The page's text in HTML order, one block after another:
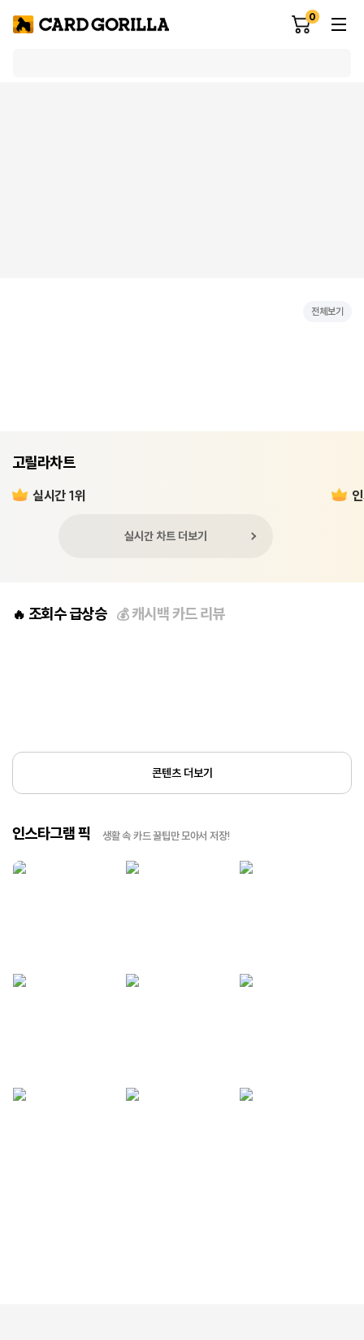
0
전체보기
고릴라차트
실시간 1위
실시간 차트 더보기
🔥 조회수 급상승 💰캐시백 카드 리뷰
콘텐츠 더보기
인스타그램 픽 생활 속 카드 꿀팁만 모아서 저장!